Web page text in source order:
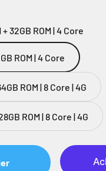
+ 32GB ROM | 4 Core
ROM | 4 Core
ROM | 8 Core | 4G
ROM | 8 Core | 4G